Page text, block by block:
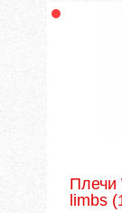
Плечи
limbs